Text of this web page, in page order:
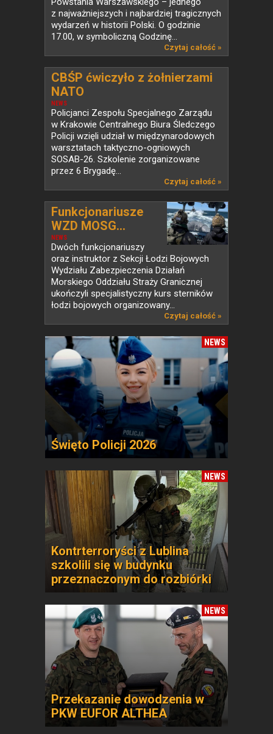
z najważniejszych i najbardziej tragicznych
wydarzeń w historii Polski. O godzinie
17.00, w symboliczną Godzinę...
Czytaj całość »
NEWS
CBŚP ćwiczyło z żołnierzami
NATO
Policjanci Zespołu Specjalnego Zarządu
w Krakowie Centralnego Biura Śledczego
Policji wzięli udział w międzynarodowych
warsztatach taktyczno-ogniowych
SOSAB-26. Szkolenie zorganizowane
przez 6 Brygadę...
Czytaj całość »
NEWS
Funkcjonariusze
WZD MOSG...
Dwóch funkcjonariuszy
oraz instruktor z Sekcji Łodzi Bojowych
Wydziału Zabezpieczenia Działań
Morskiego Oddziału Straży Granicznej
ukończyli specjalistyczny kurs sterników
łodzi bojowych organizowany...
Czytaj całość »
NEWS
Święto Policji 2026
NEWS
Kontrterroryści z Lublina
szkolili się w budynku
przeznaczonym do rozbiórki
NEWS
Przekazanie dowodzenia w
PKW EUFOR ALTHEA